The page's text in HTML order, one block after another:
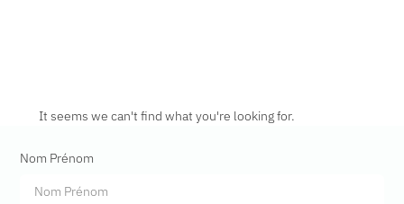
It seems we can't find what you're looking for.
Nom Prénom